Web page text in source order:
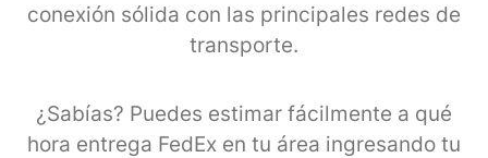
conexión sólida con las principales redes de
transporte.
¿Sabías? Puedes estimar fácilmente a qué
hora entrega FedEx en tu área ingresando tu